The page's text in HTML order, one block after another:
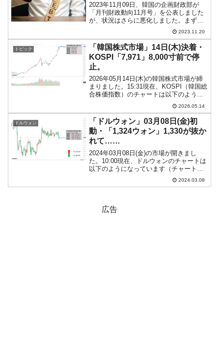
2023年11月09日、韓国の企画財政部が
「月刊財政動向11月号」を公表しました
が、状況はさらに悪化しました。まず、
以下をご覧ください。2023年01～09月累
計収入：436.3兆ウォン支出：467.5兆ウ
ォン統合財政収支：-31.2兆ウォ...
2023.11.20
トピック
「韓国株式市場」14日(木)決着・
KOSPI「7,971」8,000寸前で停
止。
2026年05月14日(木)の韓国株式市場が締
まりました。15:31現在、KOSPI（韓国総
合株価指数）のチャートは以下のように
『Investing.com』より引用）。最高値は
「7,991.04」で終値は「7,97...
2026.05.14
ドルウォン
「ドルウォン」03月08日(金)初
動・「1,324ウォン」1,330が抜か
れて……
2024年03月08日(金)の市場が開きまし
た。10:00現在、ドルウォンのチャートは
以下のようになっています（チャートは
『Investing.com』より引用）。これから
ローソク足の調整が入るかもしれません
2024.03.08
広告